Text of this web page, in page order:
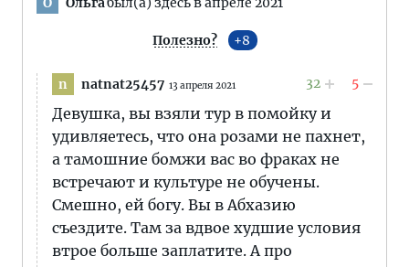
Полезно? 8
n natnat25457 13 апреля 2021 32 5
Девушка, вы взяли тур в помойку и
удивляетесь, что она розами не пахнет,
а тамошние бомжи вас во фраках не
встречают и культуре не обучены.
Смешно, ей богу. Вы в Абхазию
съездите. Там за вдвое худшие условия
втрое больше заплатите. А про